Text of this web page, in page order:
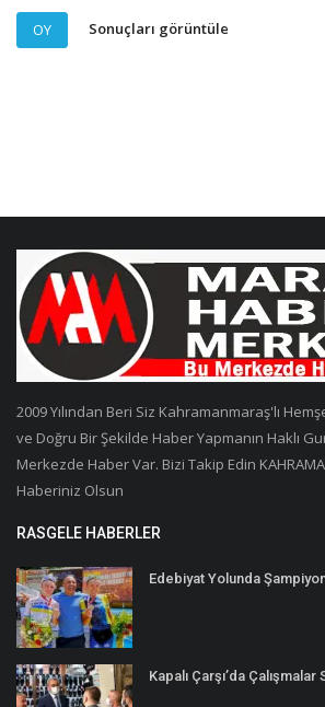
OY Sonuçları görüntüle
2009 Yılından Beri Siz Kahramanmaraş'lı
ve Doğru Bir Şekilde Haber Yapmanın Haklı
Merkezde Haber Var. Bizi Takip Edin
Haberiniz Olsun
RASGELE HABERLER
Edebiyat Yolunda
Kapalı Çarşı’da